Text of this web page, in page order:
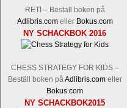
RETI – Beställ boken på
Adlibris.comeller Bokus.com
NY SCHACKBOK 2016
CHESS STRATEGY FOR KIDS –
Beställ boken på Adlibris.comeller
Bokus.com
NY SCHACKBOK2015